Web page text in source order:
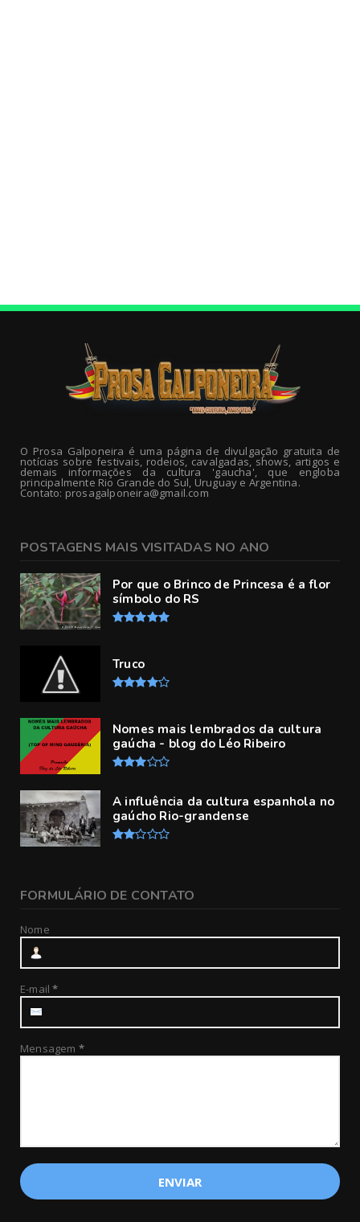
O Prosa Galponeira é uma página de divulgação gratuita de
notícias sobre festivais, rodeios, cavalgadas, shows, artigos e
demais informações da cultura 'gaucha', que engloba
principalmente Rio Grande do Sul, Uruguay e Argentina.
Contato: prosagalponeira@gmail.com
POSTAGENS MAIS VISITADAS NO ANO
Por que o Brinco de Princesa é a flor
símbolo do RS
Truco
Nomes mais lembrados da cultura
gaúcha - blog do Léo Ribeiro
A influência da cultura espanhola no
gaúcho Rio-grandense
FORMULÁRIO DE CONTATO
Nome
E-mail*
Mensagem *